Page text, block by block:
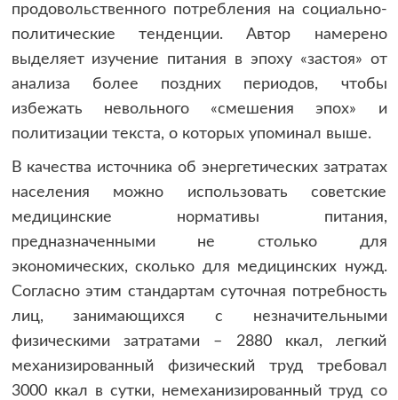
продовольственного потребления на социально-
политические тенденции. Автор намерено
выделяет изучение питания в эпоху «застоя» от
анализа более поздних периодов, чтобы
избежать невольного «смешения эпох» и
политизации текста, о которых упоминал выше.
В качества источника об энергетических затратах
населения можно использовать советские
медицинские нормативы питания,
предназначенными не столько для
экономических, сколько для медицинских нужд.
Согласно этим стандартам суточная потребность
лиц, занимающихся с незначительными
физическими затратами – 2880 ккал, легкий
механизированный физический труд требовал
3000 ккал в сутки, немеханизированный труд со